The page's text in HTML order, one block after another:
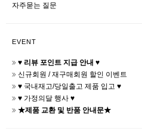
자주묻는 질문
EVENT
♥ 리뷰 포인트 지급 안내 ♥
신규회원 / 재구매회원 할인 이벤트
♥ 국내재고/당일출고 제품 입고 ♥
♥ 가정의달 행사 ♥
★제품 교환 및 반품 안내문★